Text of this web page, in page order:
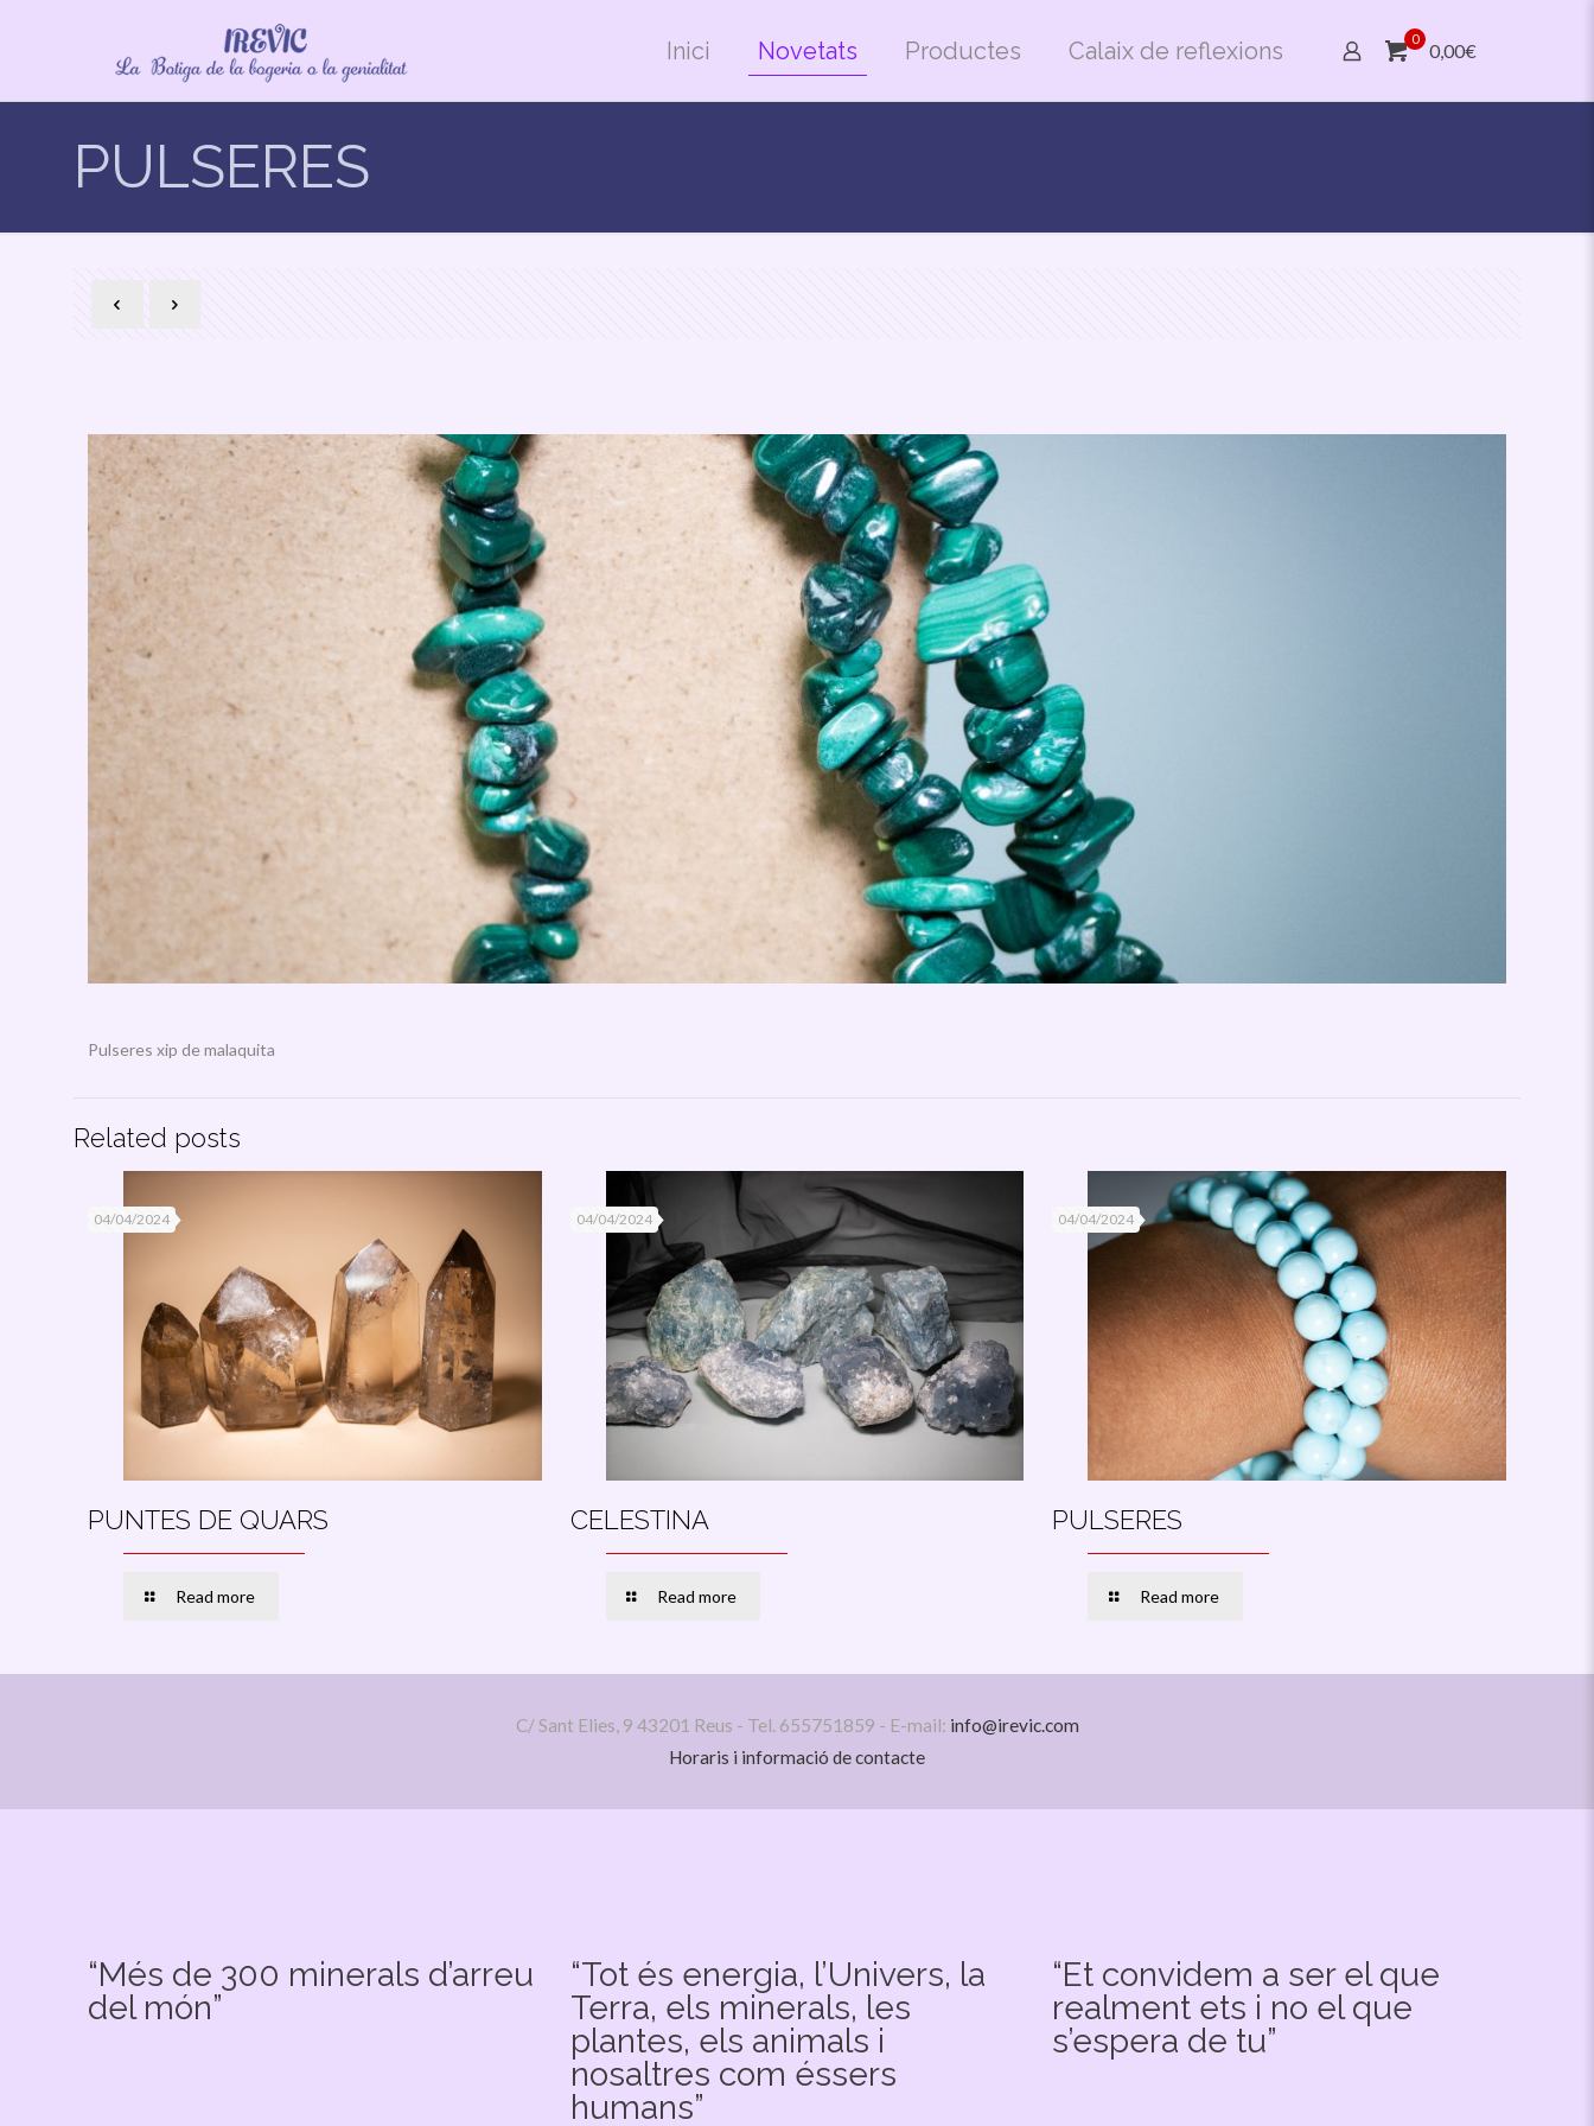
Inici Novetats Productes Calaix de reflexions 0
0,00€
PULSERES
Pulseres xip de malaquita
Related posts
04/04/2024
PUNTES DE QUARS
Read more
04/04/2024
CELESTINA
Read more
04/04/2024
PULSERES
Read more
C/ Sant Elies, 9 43201 Reus - Tel. 655751859 - E-mail: info@irevic.com
Horaris i informació de contacte
“Més de 300 minerals d’arreu
del món”
“Tot és energia, l’Univers, la
Terra, els minerals, les
plantes, els animals i
nosaltres com éssers
humans”
“Et convidem a ser el que
realment ets i no el que
s’espera de tu”